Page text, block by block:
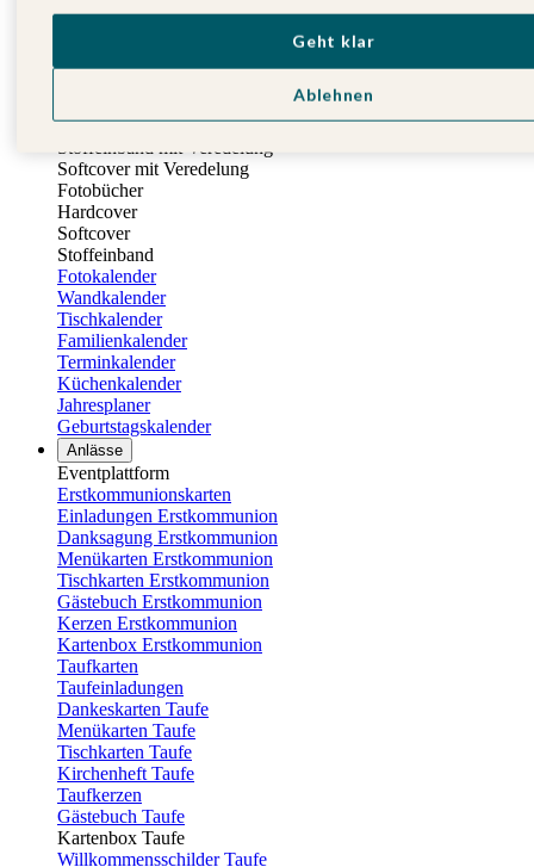
Bilderboxen
Softcover mit Foto
Stoffeinband mit Veredelung
Softcover mit Veredelung
Fotobücher
Hardcover
Softcover
Stoffeinband
Fotokalender
Wandkalender
Tischkalender
Familienkalender
Terminkalender
Küchenkalender
Jahresplaner
Geburtstagskalender
Anlässe
Eventplattform
Erstkommunionskarten
Einladungen Erstkommunion
Danksagung Erstkommunion
Menükarten Erstkommunion
Tischkarten Erstkommunion
Gästebuch Erstkommunion
Kerzen Erstkommunion
Kartenbox Erstkommunion
Taufkarten
Taufeinladungen
Dankeskarten Taufe
Menükarten Taufe
Tischkarten Taufe
Kirchenheft Taufe
Taufkerzen
Gästebuch Taufe
Kartenbox Taufe
Willkommensschilder Taufe
Ablehnen
Geht klar